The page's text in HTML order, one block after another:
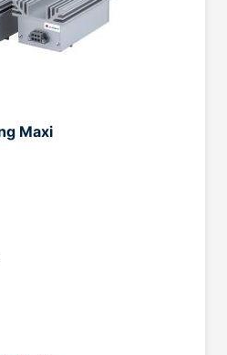
Maxi